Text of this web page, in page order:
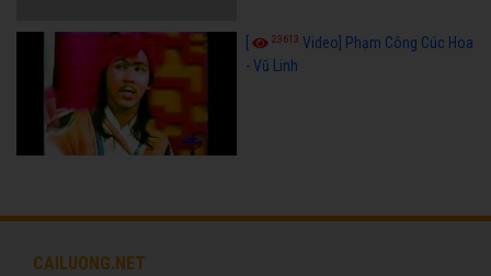
23613 Video] Phạm Công Cúc Hoa
- Vũ Linh
CAILUONG.NET